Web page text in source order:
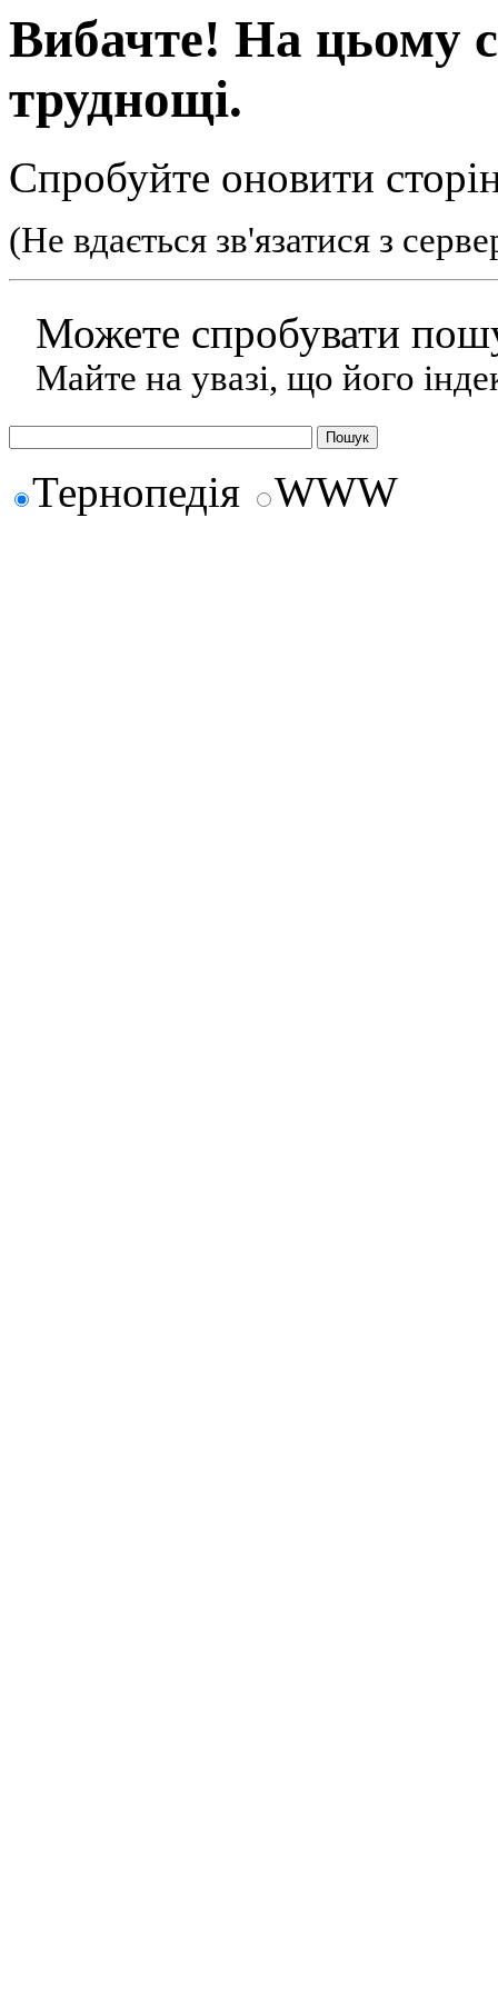
Вибачте! На цьому
труднощі.
Спробуйте оновити
(Не вдається зв'язатися з
Можете спробувати
Майте на увазі, що його
Тернопедія WWW